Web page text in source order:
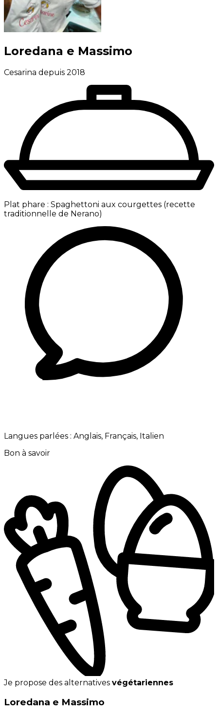
Loredana e Massimo
Cesarina depuis 2018
Plat phare : Spaghettoni aux courgettes (recette
traditionnelle de Nerano)
Langues parlées : Anglais, Français, Italien
Bon à savoir
Je propose des alternatives végétariennes
Loredana e Massimo